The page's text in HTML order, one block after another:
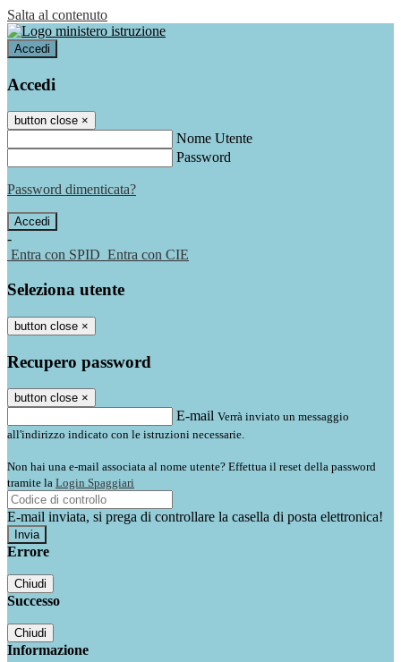
Salta al contenuto
Accedi
Accedi
button close ×
Nome Utente
Password
Password dimenticata?
-
Entra con SPID Entra con CIE
Seleziona utente
button close ×
Recupero password
button close ×
E-mail Verrà inviato un messaggio
all'indirizzo indicato con le istruzioni necessarie.
Non hai una e-mail associata al nome utente? Effettua il reset della password
tramite la Login Spaggiari
E-mail inviata, si prega di controllare la casella di posta elettronica!
Errore
Chiudi
Successo
Chiudi
Informazione